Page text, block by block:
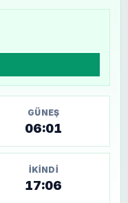
GÜNEŞ
06:01
İKINDI
17:06